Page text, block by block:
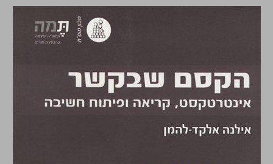
הקסם שבקשר : אינטרטקסט, קריאה ופיתוח חשיבה ... 0